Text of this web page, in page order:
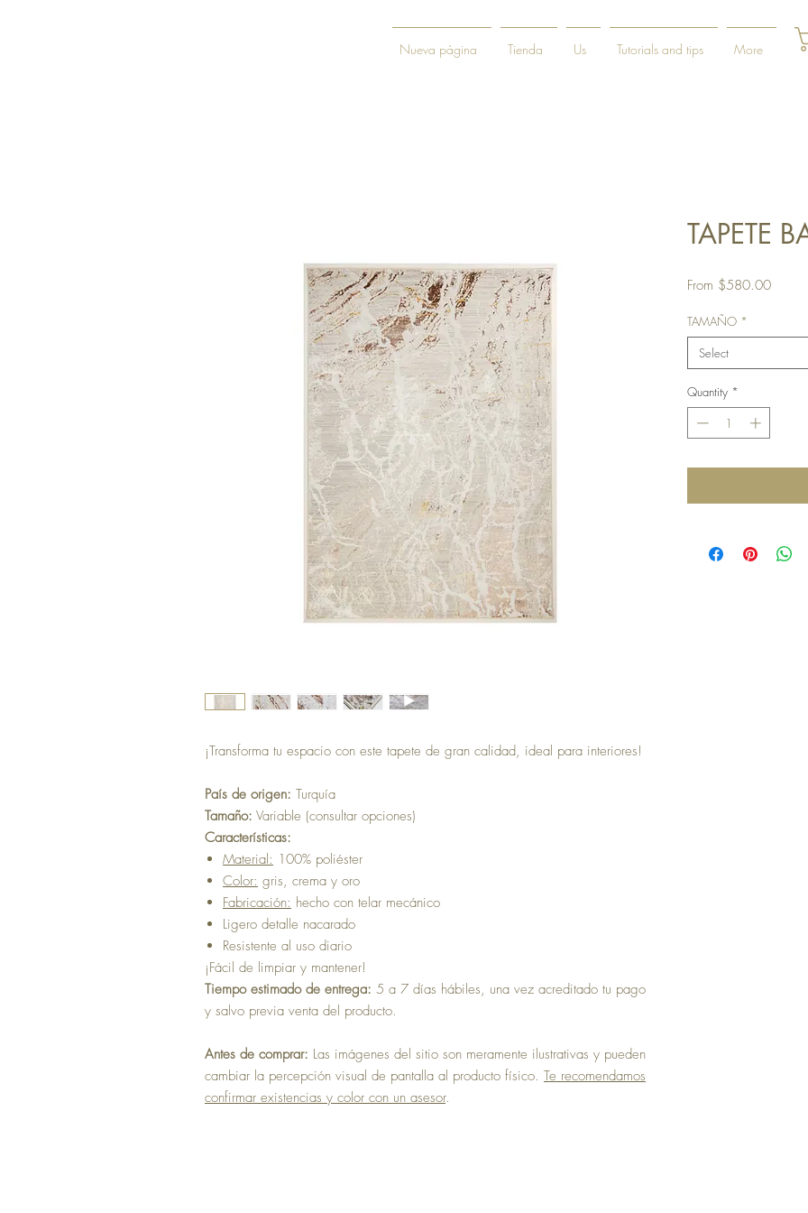
Nueva página Tienda Us Tutorials and tips More
¡Transforma tu espacio con este tapete de gran calidad, ideal para interiores!
País de origen: Turquía
Tamaño: Variable (consultar opciones)
Características:
Material: 100% poliéster
Color: gris, crema y oro
Fabricación: hecho con telar mecánico
Ligero detalle nacarado
Resistente al uso diario
¡Fácil de limpiar y mantener!
Tiempo estimado de entrega: 5 a 7 días hábiles, una vez acreditado tu pago
y salvo previa venta del producto.
Antes de comprar: Las imágenes del sitio son meramente ilustrativas y pueden
cambiar la percepción visual de pantalla al producto físico. Te recomendamos
confirmar existencias y color con un asesor.
TAPETE
From $580.00Sale
TAMAÑO *
Select
Quantity *